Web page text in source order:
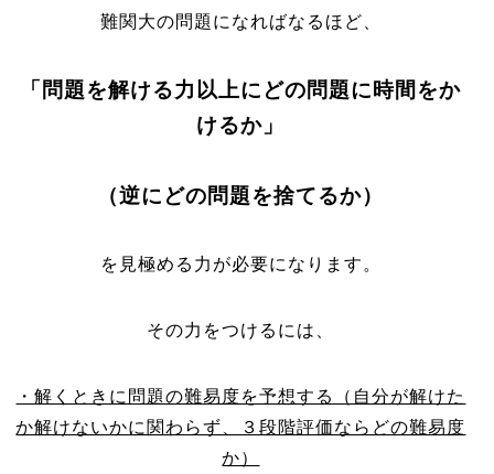
難関大の問題になればなるほど、
「問題を解ける力以上にどの問題に時間をか
けるか」
（逆にどの問題を捨てるか）
を見極める力が必要になります。
その力をつけるには、
・解くときに問題の難易度を予想する（自分が解けた
か解けないかに関わらず、３段階評価ならどの難易度
か）